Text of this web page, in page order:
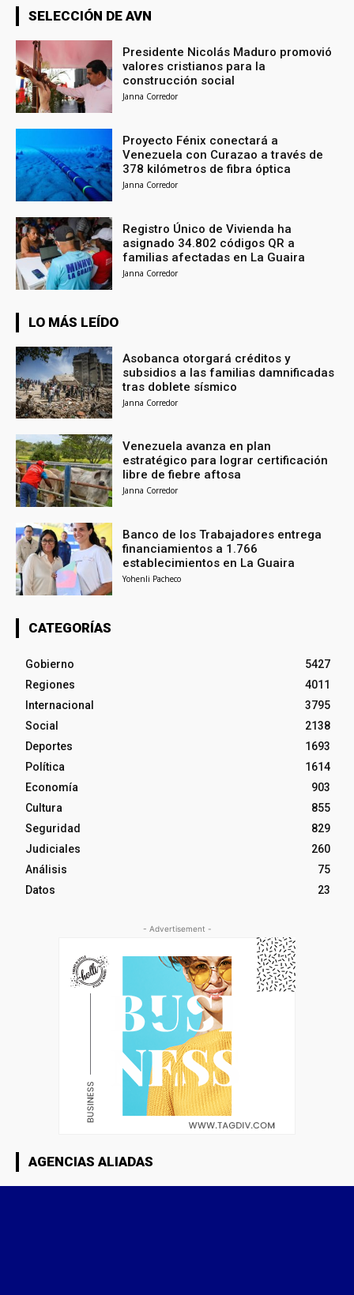
SELECCIÓN DE AVN
Presidente Nicolás Maduro promovió
valores cristianos para la
construcción social
Janna Corredor
Proyecto Fénix conectará a
Venezuela con Curazao a través de
378 kilómetros de fibra óptica
Janna Corredor
Registro Único de Vivienda ha
asignado 34.802 códigos QR a
familias afectadas en La Guaira
Janna Corredor
LO MÁS LEÍDO
Asobanca otorgará créditos y
subsidios a las familias damnificadas
tras doblete sísmico
Janna Corredor
Venezuela avanza en plan
estratégico para lograr certificación
libre de fiebre aftosa
Janna Corredor
Banco de los Trabajadores entrega
financiamientos a 1.766
establecimientos en La Guaira
Yohenli Pacheco
CATEGORÍAS
Gobierno
5427
Regiones
4011
Internacional
3795
Social
2138
Deportes
1693
Política
1614
Economía
903
Cultura
855
Seguridad
829
Judiciales
260
Análisis
75
Datos
23
- Advertisement -
AGENCIAS ALIADAS